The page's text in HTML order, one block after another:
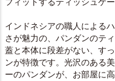
フィットするティッシュケ
インドネシアの職人による
さが魅力の、パンダンのティ
蓋と本体に段差がない、す
ンが特徴です。光沢のある
ーのパンダンが、お部屋に